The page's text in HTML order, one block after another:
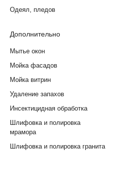
Одеял, пледов
Дополнительно
Мытье окон
Мойка фасадов
Мойка витрин
Удаление запахов
Инсектицидная обработка
Шлифовка и полировка
мрамора
Шлифовка и полировка гранита